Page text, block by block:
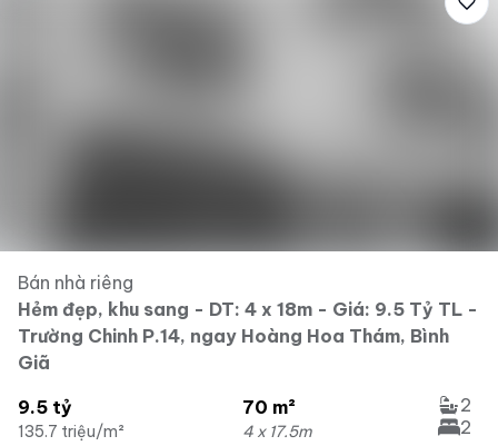
Bán nhà riêng
Hẻm đẹp, khu sang - DT: 4 x 18m - Giá: 9.5 Tỷ TL -
Trường Chinh P.14, ngay Hoàng Hoa Thám, Bình
Giã
9.5 tỷ
135.7 triệu/m²
70 m²
4 x 17.5m
2
2